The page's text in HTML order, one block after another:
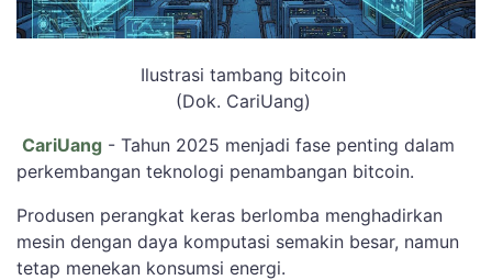
Ilustrasi tambang bitcoin
(Dok. CariUang)
CariUang - Tahun 2025 menjadi fase penting dalam
perkembangan teknologi penambangan bitcoin.
Produsen perangkat keras berlomba menghadirkan
mesin dengan daya komputasi semakin besar, namun
tetap menekan konsumsi energi.